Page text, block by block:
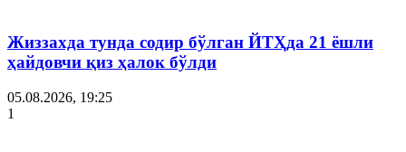
Жиззахда тунда содир бўлган ЙТҲда 21 ёшли
ҳайдовчи қиз ҳалок бўлди
05.08.2026, 19:25
1